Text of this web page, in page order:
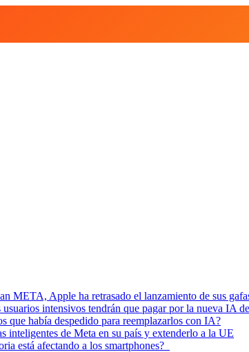
META, Apple ha retrasado el lanzamiento de sus
intensivos tendrán que pagar por la nueva IA
que había despedido para reemplazarlos con IA?
inteligentes de Meta en su país y extenderlo a la UE
está afectando a los smartphones?